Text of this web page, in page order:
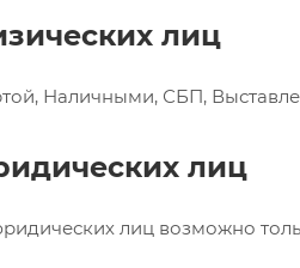
лиц
Наличными, СБП,
лиц
лиц возможно